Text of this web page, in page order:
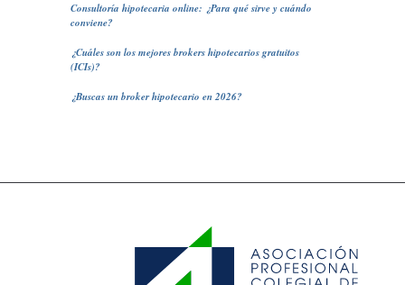
Consultoría hipotecaria online: ¿Para qué sirve y cuándo
conviene?
¿Cuáles son los mejores brokers hipotecarios gratuitos
(ICIs)?
¿Buscas un broker hipotecario en 2026?